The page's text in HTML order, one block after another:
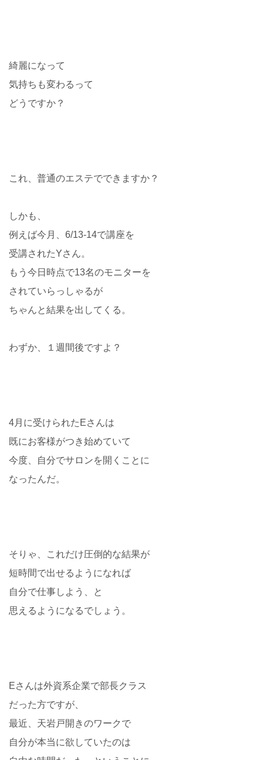
綺麗になって
気持ちも変わるって
どうですか？
これ、普通のエステでできますか？
しかも、
例えば今月、6/13-14で講座を
受講されたYさん。
もう今日時点で13名のモニターを
されていらっしゃるが
ちゃんと結果を出してくる。
わずか、１週間後ですよ？
4月に受けられたEさんは
既にお客様がつき始めていて
今度、自分でサロンを開くことに
なったんだ。
そりゃ、これだけ圧倒的な結果が
短時間で出せるようになれば
自分で仕事しよう、と
思えるようになるでしょう。
Eさんは外資系企業で部長クラス
だった方ですが、
最近、天岩戸開きのワークで
自分が本当に欲していたのは